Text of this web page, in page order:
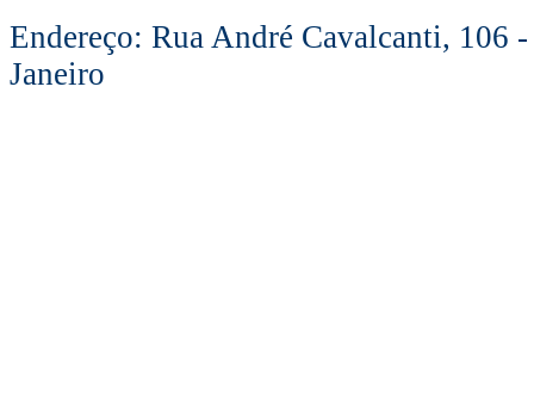
Endereço: Rua André Cavalcanti, 106
Janeiro